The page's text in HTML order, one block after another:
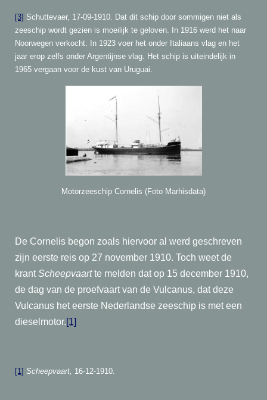
[3] Schuttevaer, 17-09-1910. Dat dit schip door sommigen niet als
zeeschip wordt gezien is moeilijk te geloven. In 1916 werd het naar
Noorwegen verkocht. In 1923 voer het onder Italiaans vlag en het
jaar erop zelfs onder Argentijnse vlag. Het schip is uiteindelijk in
1965 vergaan voor de kust van Uruguai.
Motorzeeschip Cornelis (Foto Marhisdata)
De Cornelis begon zoals hiervoor al werd geschreven
zijn eerste reis op 27 november 1910. Toch weet de
krant Scheepvaartte melden dat op 15 december 1910,
de dag van de proefvaart van de Vulcanus, dat deze
Vulcanus het eerste Nederlandse zeeschip is met een
dieselmotor.[1]
[1] Scheepvaart, 16-12-1910.